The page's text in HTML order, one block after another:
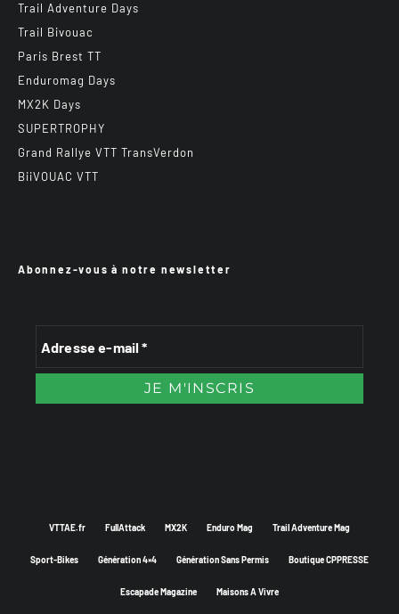
Trail Adventure Days
Trail Bivouac
Paris Brest TT
Enduromag Days
MX2K Days
SUPERTROPHY
Grand Rallye VTT TransVerdon
BiiVOUAC VTT
Abonnez-vous à notre newsletter
VTTAE.fr FullAttack MX2K Enduro Mag Trail Adventure Mag
Sport-Bikes Génération 4×4 Génération Sans Permis Boutique CPPRESSE
Escapade Magazine Maisons A Vivre